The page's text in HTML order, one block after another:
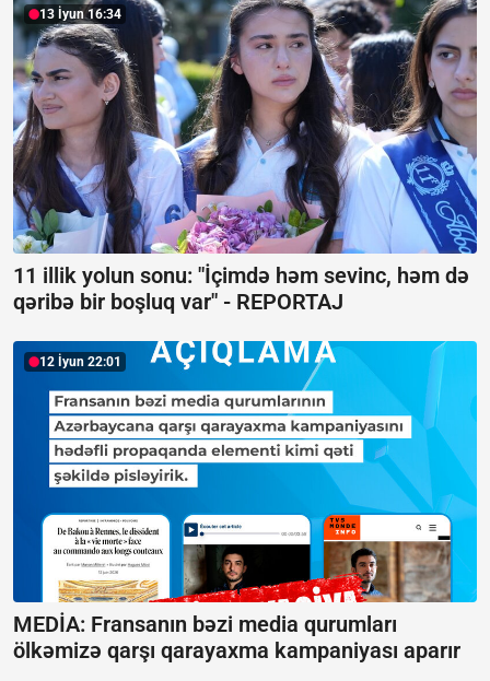
13 İyun 16:34
11 illik yolun sonu: "İçimdə həm sevinc, həm də
qəribə bir boşluq var" - REPORTAJ
12 İyun 22:01
MEDİA: Fransanın bəzi media qurumları
ölkəmizə qarşı qarayaxma kampaniyası aparır